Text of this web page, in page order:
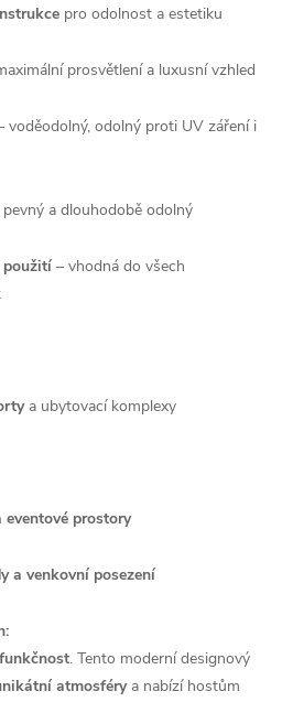
pro odolnost a estetiku
prosvětlení a luxusní vzhled
voděodolný, odolný proti UV záření i
pevný a dlouhodobě odolný
použití – vhodná do všech
a ubytovací komplexy
eventové prostory
a venkovní posezení
. Tento moderní designový
atmosférya nabízí hostům